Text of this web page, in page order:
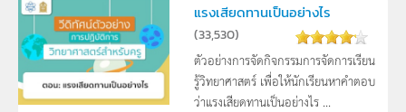
แรงเสียดทานเป็นอย่างไร
(33,530)
ตัวอย่างการจัดกิจกรรมการจัดการเรียน
รู้วิทยาศาสตร์ เพื่อให้นักเรียนหาคำตอบ
ว่าแรงเสียดทานเป็นอย่างไร ...